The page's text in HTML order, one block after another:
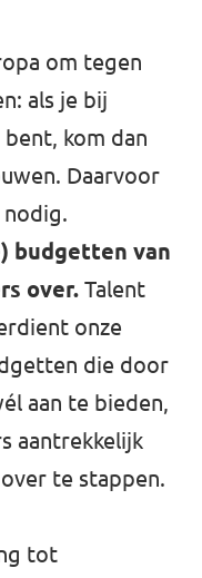
om tegen
als je bij
kom dan
Daarvoor
budgetten van
over. Talent
onze
die door
aan te bieden,
aantrekkelijk
te stappen.
tot